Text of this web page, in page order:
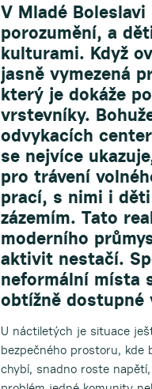
V Mladé
porozumění, a
kulturami. Když
jasně vymezená
který je dokáže
vrstevníky.
odvykacích
se nejvíce
pro trávení
prací, s nimi i
zázemím. Tato
moderního
aktivit nestačí.
neformální místa
obtížně dostupné
U náctiletých je situace
bezpečného prostoru, kde
chybí, snadno roste